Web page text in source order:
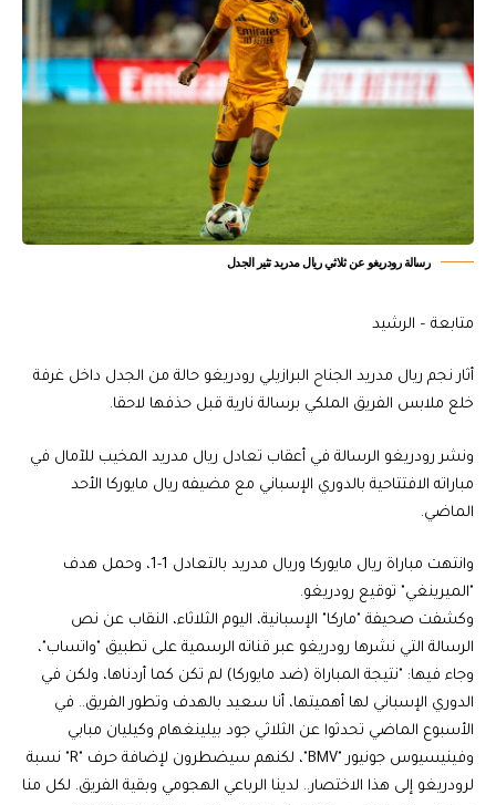
رسالة رودريغو عن ثلاثي ريال مدريد تثير الجدل
متابعة – الرشيد
أثار نجم ريال مدريد الجناح البرازيلي رودريغو حالة من الجدل داخل غرفة
خلع ملابس الفريق الملكي برسالة نارية قبل حذفها لاحقا.
ونشر رودريغو الرسالة في أعقاب تعادل ريال مدريد المخيب للآمال في
مباراته الافتتاحية بالدوري الإسباني مع مضيفه ريال مايوركا الأحد
الماضي.
وانتهت مباراة ريال مايوركا وريال مدريد بالتعادل 1-1، وحمل هدف
"الميرينغي" توقيع رودريغو.
وكشفت صحيفة "ماركا" الإسبانية، اليوم الثلاثاء، النقاب عن نص
الرسالة التي نشرها رودريغو عبر قناته الرسمية على تطبيق "واتساب"،
وجاء فيها: "نتيجة المباراة (ضد مايوركا) لم تكن كما أردناها، ولكن في
الدوري الإسباني لها أهميتها، أنا سعيد بالهدف وتطور الفريق.. في
الأسبوع الماضي تحدثوا عن الثلاثي جود بيلينغهام وكيليان مبابي
وفينيسيوس جونيور "BMV"، لكنهم سيضطرون لإضافة حرف "R" نسبة
لرودريغو إلى هذا الاختصار.. لدينا الرباعي الهجومي وبقية الفريق. لكل منا